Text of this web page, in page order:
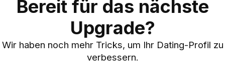
Bereit für das nächste
Upgrade?
Wir haben noch mehr Tricks, um Ihr Dating-Profil zu
verbessern.